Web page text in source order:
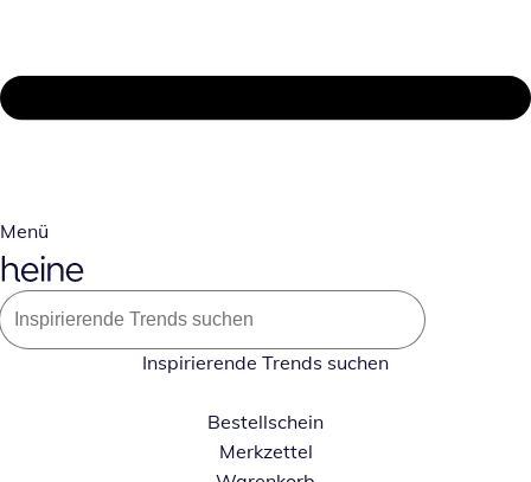
Menü
Inspirierende Trends suchen
Bestellschein
Merkzettel